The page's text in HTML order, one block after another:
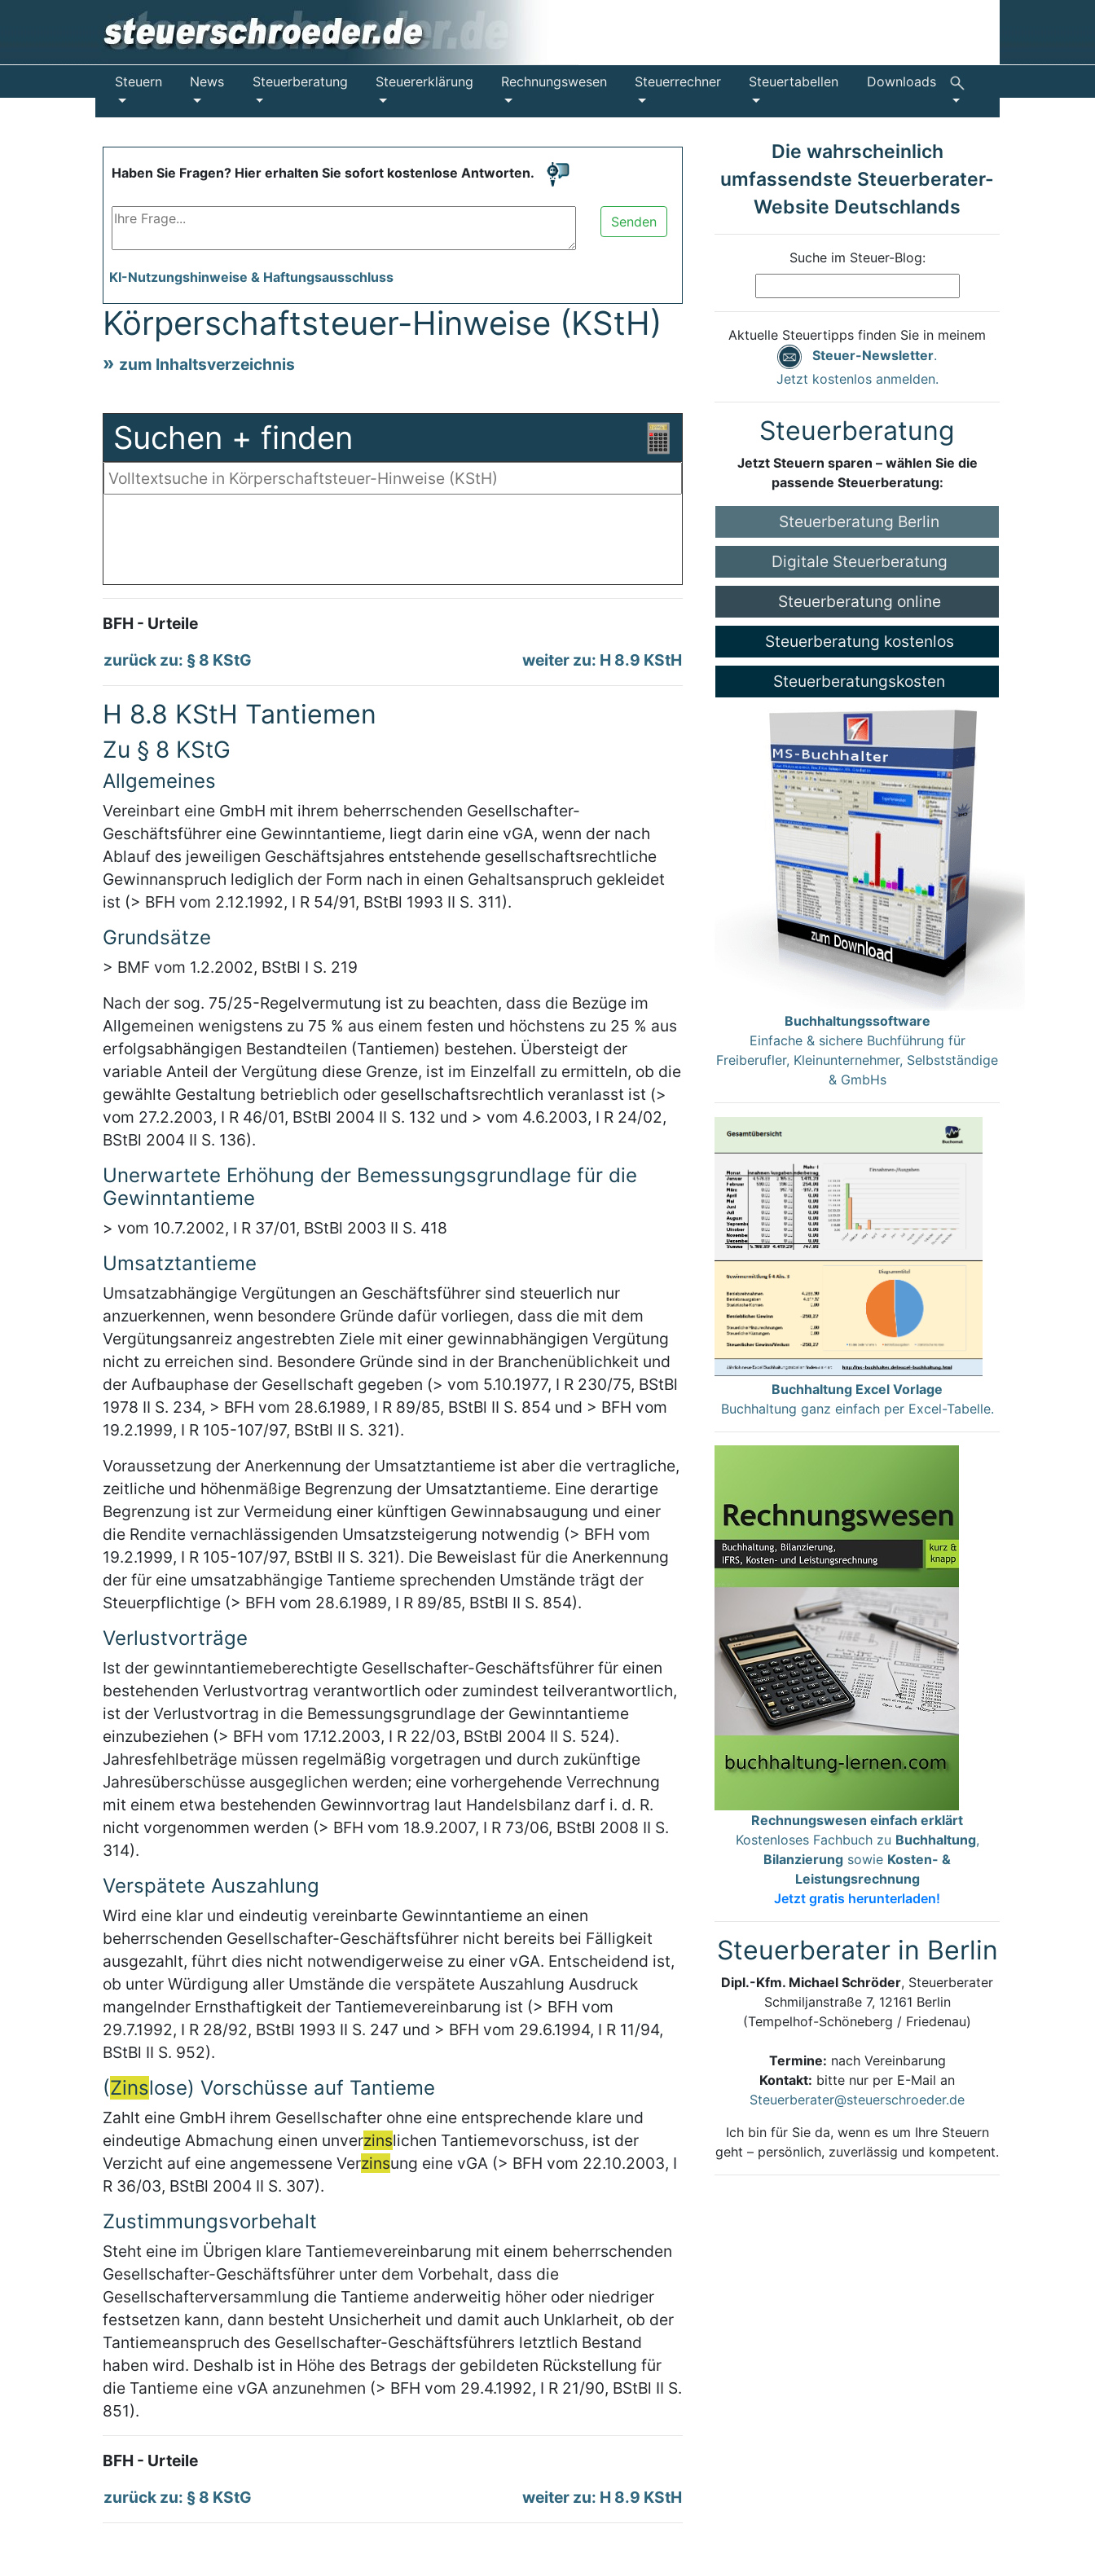
Steuern News Steuerberatung Steuererklärung Rechnungswesen Steuerrechner Steuertabellen Downloads
Haben Sie Fragen? Hier erhalten Sie sofort kostenlose Antworten.
Senden
KI-Nutzungshinweise & Haftungsausschluss
Körperschaftsteuer-Hinweise (KStH)
zum Inhaltsverzeichnis
Suchen + finden
BFH - Urteile
zurück zu: § 8 KStG
weiter zu: H 8.9 KStH
H 8.8 KStH Tantiemen
Zu § 8 KStG
Allgemeines
Vereinbart eine GmbH mit ihrem beherrschenden Gesellschafter-
Geschäftsführer eine Gewinntantieme, liegt darin eine vGA, wenn der nach
Ablauf des jeweiligen Geschäftsjahres entstehende gesellschaftsrechtliche
Gewinnanspruch lediglich der Form nach in einen Gehaltsanspruch gekleidet
ist (> BFH vom 2.12.1992, I R 54/91, BStBl 1993 II S. 311).
Grundsätze
> BMF vom 1.2.2002, BStBl I S. 219
Nach der sog. 75/25-Regelvermutung ist zu beachten, dass die Bezüge im
Allgemeinen wenigstens zu 75 % aus einem festen und höchstens zu 25 % aus
erfolgsabhängigen Bestandteilen (Tantiemen) bestehen. Übersteigt der
variable Anteil der Vergütung diese Grenze, ist im Einzelfall zu ermitteln, ob die
gewählte Gestaltung betrieblich oder gesellschaftsrechtlich veranlasst ist (>
vom 27.2.2003, I R 46/01, BStBl 2004 II S. 132 und > vom 4.6.2003, I R 24/02,
BStBl 2004 II S. 136).
Unerwartete Erhöhung der Bemessungsgrundlage für die
Gewinntantieme
> vom 10.7.2002, I R 37/01, BStBl 2003 II S. 418
Umsatztantieme
Umsatzabhängige Vergütungen an Geschäftsführer sind steuerlich nur
anzuerkennen, wenn besondere Gründe dafür vorliegen, dass die mit dem
Vergütungsanreiz angestrebten Ziele mit einer gewinnabhängigen Vergütung
nicht zu erreichen sind. Besondere Gründe sind in der Branchenüblichkeit und
der Aufbauphase der Gesellschaft gegeben (> vom 5.10.1977, I R 230/75, BStBl
1978 II S. 234, > BFH vom 28.6.1989, I R 89/85, BStBl II S. 854 und > BFH vom
19.2.1999, I R 105-107/97, BStBl II S. 321).
Voraussetzung der Anerkennung der Umsatztantieme ist aber die vertragliche,
zeitliche und höhenmäßige Begrenzung der Umsatztantieme. Eine derartige
Begrenzung ist zur Vermeidung einer künftigen Gewinnabsaugung und einer
die Rendite vernachlässigenden Umsatzsteigerung notwendig (> BFH vom
19.2.1999, I R 105-107/97, BStBl II S. 321). Die Beweislast für die Anerkennung
der für eine umsatzabhängige Tantieme sprechenden Umstände trägt der
Steuerpflichtige (> BFH vom 28.6.1989, I R 89/85, BStBl II S. 854).
Verlustvorträge
Ist der gewinntantiemeberechtigte Gesellschafter-Geschäftsführer für einen
bestehenden Verlustvortrag verantwortlich oder zumindest teilverantwortlich,
ist der Verlustvortrag in die Bemessungsgrundlage der Gewinntantieme
einzubeziehen (> BFH vom 17.12.2003, I R 22/03, BStBl 2004 II S. 524).
Jahresfehlbeträge müssen regelmäßig vorgetragen und durch zukünftige
Jahresüberschüsse ausgeglichen werden; eine vorhergehende Verrechnung
mit einem etwa bestehenden Gewinnvortrag laut Handelsbilanz darf i. d. R.
nicht vorgenommen werden (> BFH vom 18.9.2007, I R 73/06, BStBl 2008 II S.
314).
Verspätete Auszahlung
Wird eine klar und eindeutig vereinbarte Gewinntantieme an einen
beherrschenden Gesellschafter-Geschäftsführer nicht bereits bei Fälligkeit
ausgezahlt, führt dies nicht notwendigerweise zu einer vGA. Entscheidend ist,
ob unter Würdigung aller Umstände die verspätete Auszahlung Ausdruck
mangelnder Ernsthaftigkeit der Tantiemevereinbarung ist (> BFH vom
29.7.1992, I R 28/92, BStBl 1993 II S. 247 und > BFH vom 29.6.1994, I R 11/94,
BStBl II S. 952).
(Zinslose) Vorschüsse auf Tantieme
Zahlt eine GmbH ihrem Gesellschafter ohne eine entsprechende klare und
eindeutige Abmachung einen unverzinslichen Tantiemevorschuss, ist der
Verzicht auf eine angemessene Verzinsung eine vGA (> BFH vom 22.10.2003, I
R 36/03, BStBl 2004 II S. 307).
Zustimmungsvorbehalt
Steht eine im Übrigen klare Tantiemevereinbarung mit einem beherrschenden
Gesellschafter-Geschäftsführer unter dem Vorbehalt, dass die
Gesellschafterversammlung die Tantieme anderweitig höher oder niedriger
festsetzen kann, dann besteht Unsicherheit und damit auch Unklarheit, ob der
Tantiemeanspruch des Gesellschafter-Geschäftsführers letztlich Bestand
haben wird. Deshalb ist in Höhe des Betrags der gebildeten Rückstellung für
die Tantieme eine vGA anzunehmen (> BFH vom 29.4.1992, I R 21/90, BStBl II S.
851).
BFH - Urteile
zurück zu: § 8 KStG
weiter zu: H 8.9 KStH
Die wahrscheinlich
umfassendste Steuerberater-
Website Deutschlands
Suche im Steuer-Blog:
Aktuelle Steuertipps finden Sie in meinem
Steuer-Newsletter.
Jetzt kostenlos anmelden.
Steuerberatung
Jetzt Steuern sparen – wählen Sie die
passende Steuerberatung:
Steuerberatung Berlin
Digitale Steuerberatung
Steuerberatung online
Steuerberatung kostenlos
Steuerberatungskosten
Buchhaltungssoftware
Einfache & sichere Buchführung für
Freiberufler, Kleinunternehmer, Selbstständige
& GmbHs
Buchhaltung Excel Vorlage
Buchhaltung ganz einfach per Excel-Tabelle.
Rechnungswesen einfach erklärt
Kostenloses Fachbuch zu Buchhaltung,
Bilanzierung sowie Kosten- &
Leistungsrechnung
Jetzt gratis herunterladen!
Steuerberater in Berlin
Dipl.-Kfm. Michael Schröder, Steuerberater
Schmiljanstraße 7, 12161 Berlin
(Tempelhof-Schöneberg / Friedenau)
Termine: nach Vereinbarung
Kontakt: bitte nur per E-Mail an
Steuerberater@steuerschroeder.de
Ich bin für Sie da, wenn es um Ihre Steuern
geht – persönlich, zuverlässig und kompetent.